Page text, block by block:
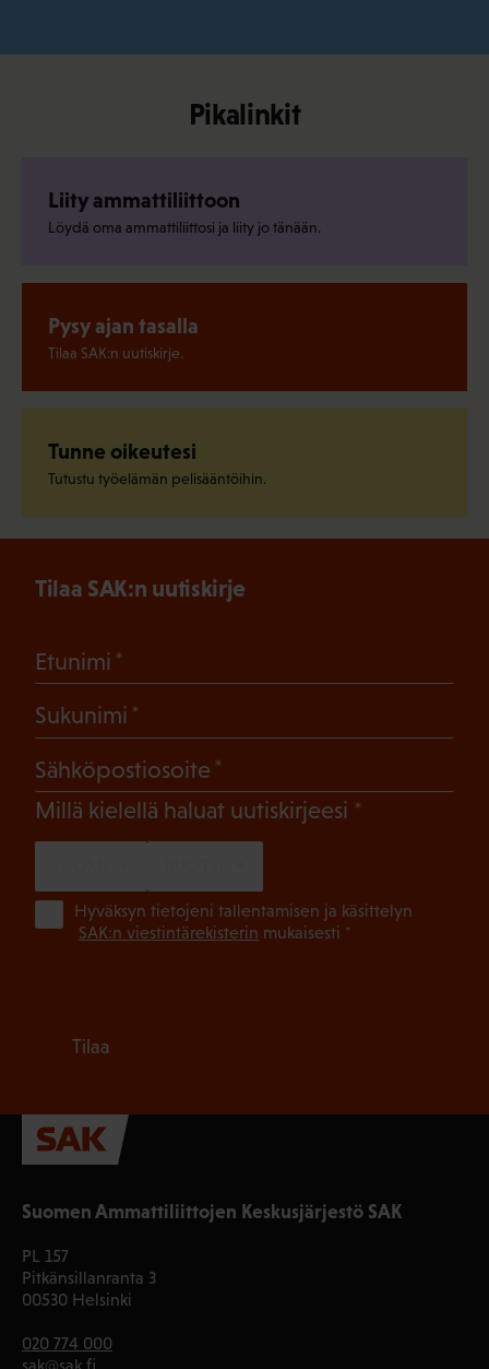
Pikalinkit
Liity ammattiliittoon
Löydä oma ammattiliittosi ja liity jo tänään.
Pysy ajan tasalla
Tilaa SAK:n uutiskirje.
Tunne oikeutesi
Tutustu työelämän pelisääntöihin.
Suomen Ammattiliittojen Keskusjärjestö SAK
PL 157
Pitkänsillanranta 3
00530 Helsinki
020 774 000
sak@sak.fi
Tilaa SAK:n uutiskirje
Etunimi
Sukunimi
Sähköpostiosoite
Millä kielellä haluat uutiskirjeesi (Pakollinen)
Hyväksyn tietojeni tallentamisen ja käsittelyn
SAK:n viestintärekisterin mukaisesti *
Tilaa